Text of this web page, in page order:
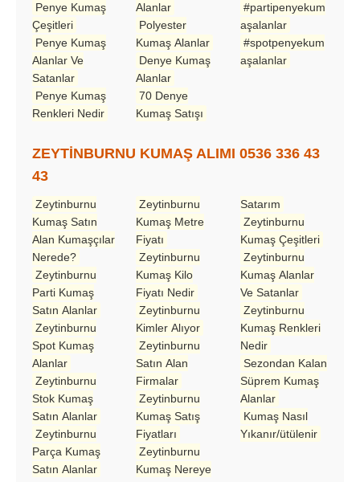
Penye Kumaş
Çeşitleri
Penye Kumaş
Alanlar Ve
Satanlar
Penye Kumaş
Renkleri Nedir
Alanlar
Polyester
Kumaş Alanlar
Denye Kumaş
Alanlar
70 Denye
Kumaş Satışı
#partipenyekum
aşalanlar
#spotpenyekum
aşalanlar
ZEYTİNBURNU KUMAŞ ALIMI 0536 336 43
43
Zeytinburnu
Kumaş Satın
Alan Kumaşçılar
Nerede?
Zeytinburnu
Parti Kumaş
Satın Alanlar
Zeytinburnu
Spot Kumaş
Alanlar
Zeytinburnu
Stok Kumaş
Satın Alanlar
Zeytinburnu
Parça Kumaş
Satın Alanlar
Zeytinburnu
Kumaş Metre
Fiyatı
Zeytinburnu
Kumaş Kilo
Fiyatı Nedir
Zeytinburnu
Kimler Alıyor
Zeytinburnu
Satın Alan
Firmalar
Zeytinburnu
Kumaş Satış
Fiyatları
Zeytinburnu
Kumaş Nereye
Satarım
Zeytinburnu
Kumaş Çeşitleri
Zeytinburnu
Kumaş Alanlar
Ve Satanlar
Zeytinburnu
Kumaş Renkleri
Nedir
Sezondan Kalan
Süprem Kumaş
Alanlar
Kumaş Nasıl
Yıkanır/ütülenir